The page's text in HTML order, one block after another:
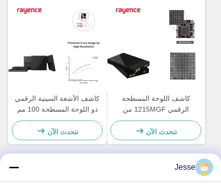
كاشف اللوحة المسطحة
الرقمي 1215MGF من
Industrial Rayence للتصوير
بالأشعة السينية على الخط
نتحدث الآن
كاشف الأشعة السينية الرقمي
ذو اللوحة المسطحة 100 مم
40-160 كيلو فولت راينس
ميداس 2121
نتحدث الآن
Jesse